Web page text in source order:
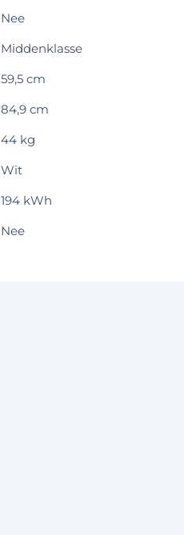
Nee
Middenklasse
59,5 cm
84,9 cm
44 kg
Wit
194 kWh
Nee